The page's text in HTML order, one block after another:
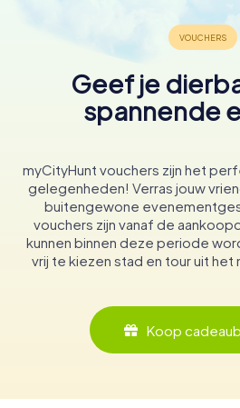
Geef je
spannende
myCityHunt vouchers zijn het
gelegenheden! Verras jouw
buitengewone
vouchers zijn vanaf de
kunnen binnen deze periode
vrij te kiezen stad en tour uit het
Koop